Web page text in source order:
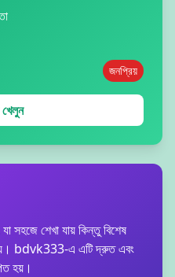
জনপ্রিয়
সহজে শেখা যায় কিন্তু বিশেষ
bdvk333-এ এটি দ্রুত এবং
হয়।